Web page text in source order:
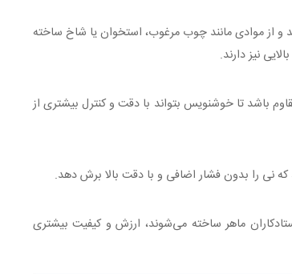
از موادی مانند چوب مرغوب، استخوان یا شاخ ساخته
نیز دارند.
باشد تا خوشنویس بتواند با دقت و کنترل بیشتری از
که نی را بدون فشار اضافی و با دقت بالا برش دهد.
ماهر ساخته می‌شوند، ارزش و کیفیت بیشتری